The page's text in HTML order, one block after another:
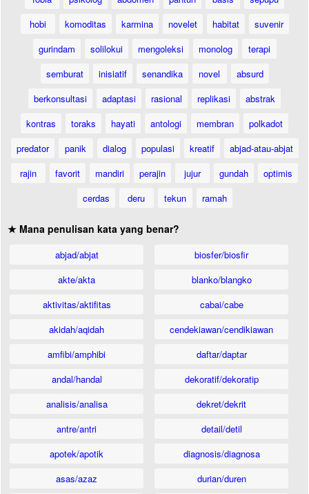
hobi
komoditas karmina novelet habitat
suvenir
gurindam
solilokui mengoleksi monolog
terapi
semburat
inisiatif senandika novel
absurd
berkonsultasi
adaptasi rasional replikasi
abstrak
kontras
toraks hayati antologi membran
polkadot
predator
panik dialog populasi kreatif
abjad-atau-abjat
rajin
favorit mandiri perajin jujur gundah
optimis
cerdas
deru tekun ramah
★ Mana penulisan kata yang benar?
abjad/abjat
akte/akta
aktivitas/aktifitas
akidah/aqidah
amfibi/amphibi
andal/handal
analisis/analisa
antre/antri
apotek/apotik
asas/azaz
biosfer/biosfir
blanko/blangko
cabai/cabe
cendekiawan/cendikiawan
daftar/daptar
dekoratif/dekoratip
dekret/dekrit
detail/detil
diagnosis/diagnosa
durian/duren